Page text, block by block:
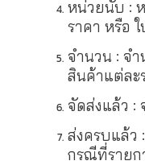
หน่วยนับ :
ราคา หรือ
จำนวน : จำ
สินค้าแต่ละ
จัดส่งแล้ว :
ส่งครบแล้ว
กรณีที่รายก